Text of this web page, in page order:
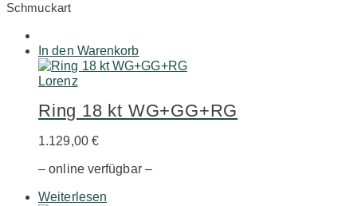
Schmuckart
In den Warenkorb
Lorenz
Ring 18 kt WG+GG+RG
1.129,00 €
– online verfügbar –
Weiterlesen